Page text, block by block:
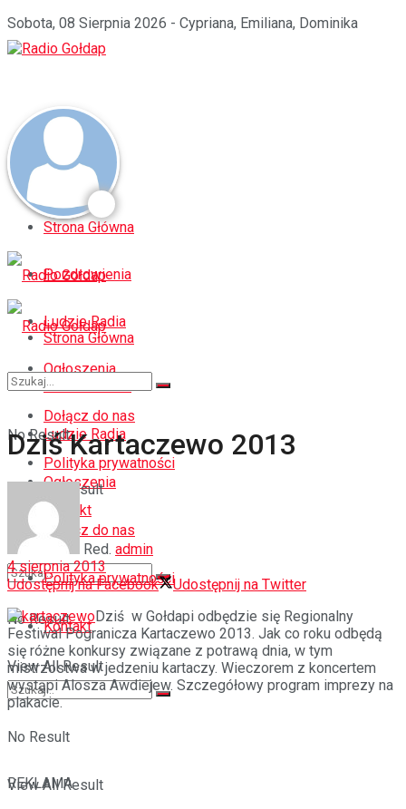
Sobota, 08 Sierpnia 2026 - Cypriana, Emiliana, Dominika
Strona Główna
Pozdrowienia
Ludzie Radia
Ogłoszenia
Dołącz do nas
Polityka prywatności
Kontakt
No Result
View All Result
Strona Główna
Pozdrowienia
Ludzie Radia
Ogłoszenia
Dołącz do nas
Polityka prywatności
Kontakt
No Result
View All Result
No Result
View All Result
Dziś Kartaczewo 2013
Red. admin
4 sierpnia 2013
Udostępnij na Facebook
Udostępnij na Twitter
Dziś w Gołdapi odbędzie się Regionalny
Festiwal Pogranicza Kartaczewo 2013. Jak co roku odbędą
się różne konkursy związane z potrawą dnia, w tym
mistrzostwa w jedzeniu kartaczy. Wieczorem z koncertem
wystąpi Alosza Awdiejew. Szczegółowy program imprezy na
plakacie.
REKLAMA